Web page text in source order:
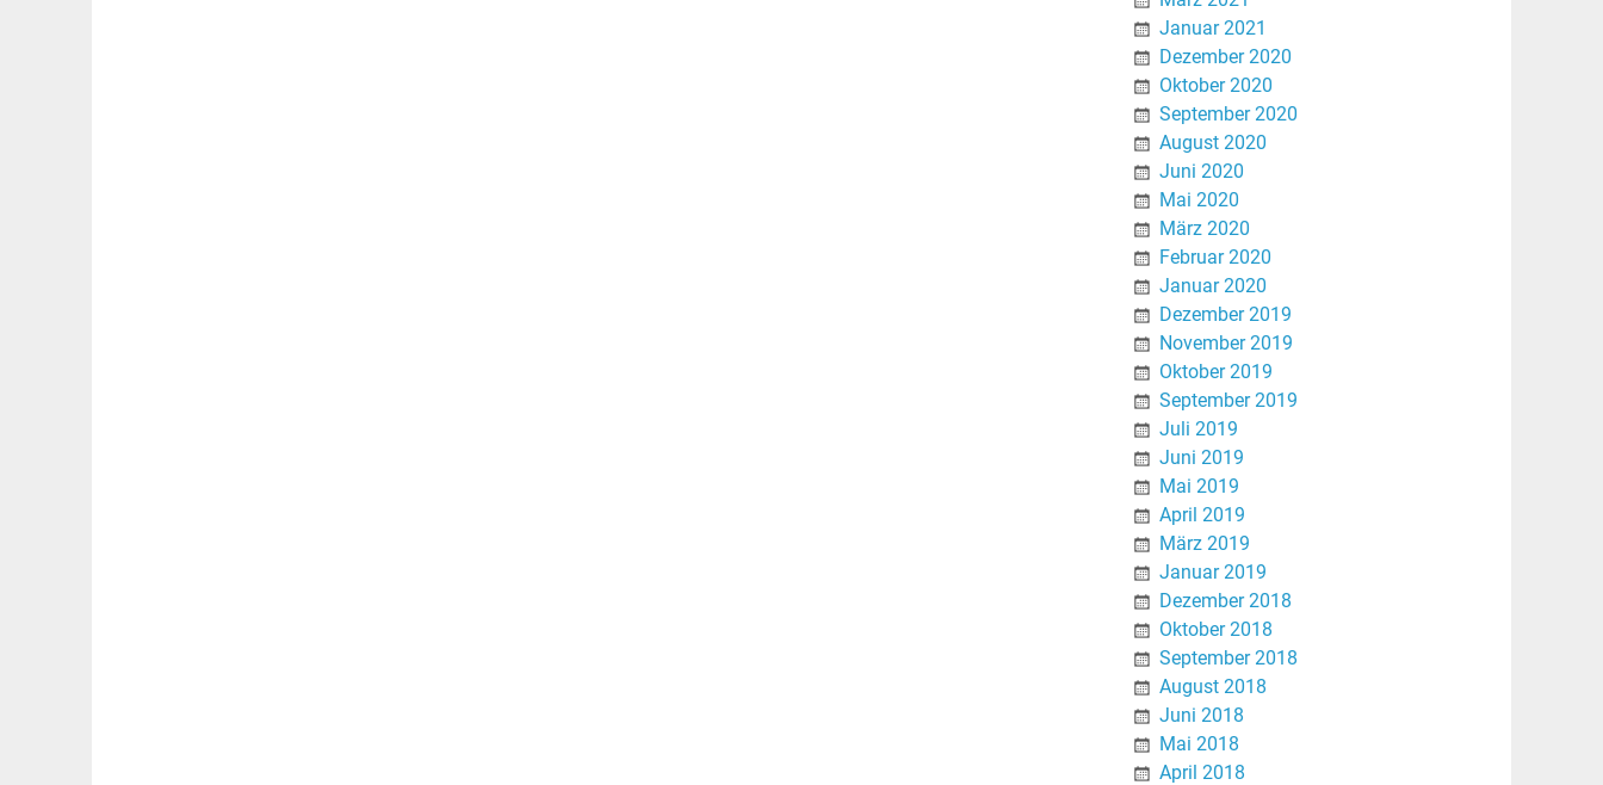
Januar 2021
Dezember 2020
Oktober 2020
September 2020
August 2020
Juni 2020
Mai 2020
März 2020
Februar 2020
Januar 2020
Dezember 2019
November 2019
Oktober 2019
September 2019
Juli 2019
Juni 2019
Mai 2019
April 2019
März 2019
Januar 2019
Dezember 2018
Oktober 2018
September 2018
August 2018
Juni 2018
Mai 2018
April 2018